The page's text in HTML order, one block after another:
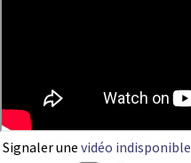
Signaler une vidéo indisponible